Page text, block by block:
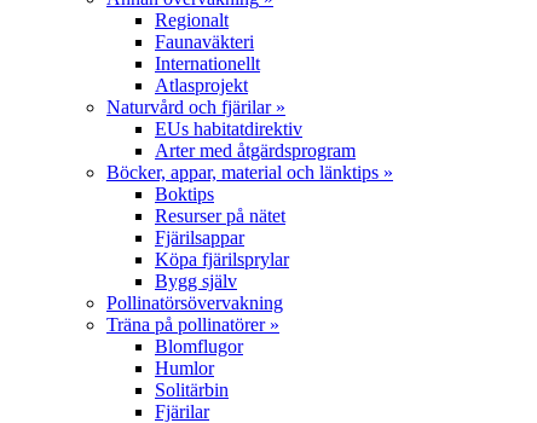
Regionalt
Faunaväkteri
Internationellt
Atlasprojekt
Naturvård och fjärilar»
EUs habitatdirektiv
Arter med åtgärdsprogram
Böcker, appar, material och länktips »
Boktips
Resurser på nätet
Fjärilsappar
Köpa fjärilsprylar
Bygg själv
Pollinatörsövervakning
Träna på pollinatörer»
Blomflugor
Humlor
Solitärbin
Fjärilar